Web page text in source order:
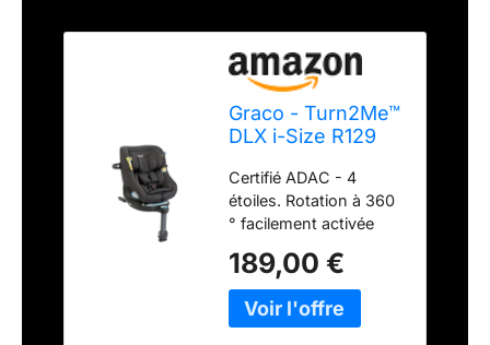
Graco - Turn2Me™
DLX i-Size R129
2 en 1 ISOFIX avec
rotation à 360°, 40
à 105 cm (de la
naissance jusqu'à
4 ans environ),
couleur Iron
Certifié ADAC - 4
étoiles. Rotation à 360
° facilement activée
faire monter et
descendre bébé plus
rapidement
189,00 €